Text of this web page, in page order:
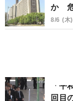
か 危
8/6 (木
「平
回目